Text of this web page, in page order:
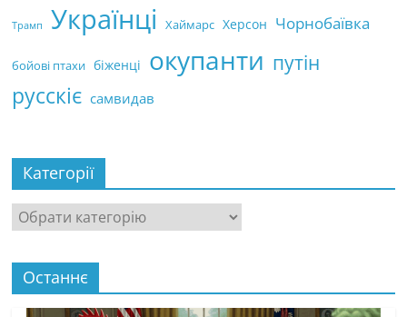
Трамп Українці Хаймарс Херсон Чорнобаївка
бойові птахи біженці окупанти путін
русскіє самвидав
Категорії
Категорії
Останнє